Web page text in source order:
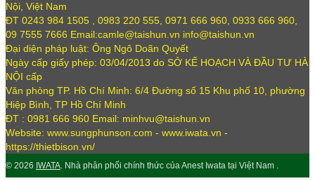
Nội, Việt Nam
ĐT 0243 984 1505 , 0983 220 555, 0971 666 960, 0933 666 960,
09 7555 7666 Email:camle@taishun.vn info@taishun.vn
Đại diện pháp luật: Ông Ngô Doãn Quyết
Ngày cấp giấy phép: 03/04/2013 do SỞ KẾ HOẠCH VÀ ĐẦU TƯ HÀ
NỘI cấp
Văn phòng TP. Hồ Chí Minh: 6/4 Đường số 15 Khu phố 10, phường
Hiệp Bình, TP Hồ Chí Minh
ĐT : 0981 666 960 Email: minhvu@taishun.vn
Website: www.sungphunson.com - www.iwata.vn -
https://thietbison.vn/
© 2026 IWATA. Nhà phân phối chính thức của Anest Iwata tại Việt Nam .